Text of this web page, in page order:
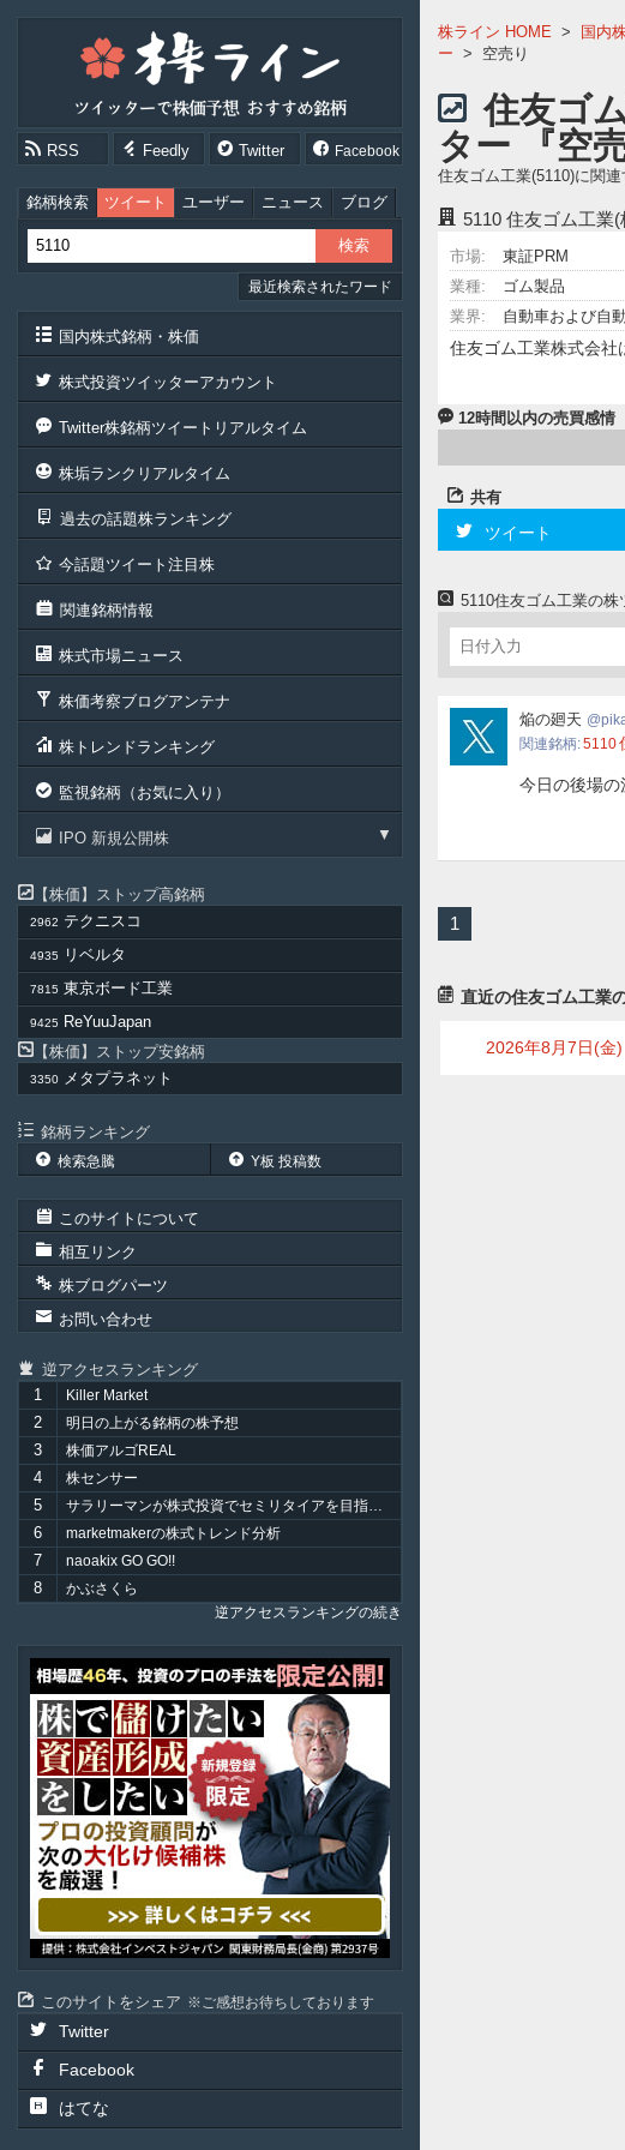
RSS Feedly Twitter Facebook
銘柄検索 ツイート ユーザー ニュース ブログ
最近検索されたワード
国内株式銘柄・株価
株式投資ツイッターアカウント
Twitter株銘柄ツイートリアルタイム
株垢ランクリアルタイム
過去の話題株ランキング
今話題ツイート注目株
関連銘柄情報
株式市場ニュース
株価考察ブログアンテナ
株トレンドランキング
監視銘柄（お気に入り）
IPO 新規公開株
株価 ストップ高銘柄
2962 テクニスコ
4935 リベルタ
7815 東京ボード工業
9425
ReYuuJapan
株価
ストップ安銘柄
3350 メタプラネット
銘柄ランキング
検索急騰 Y板 投稿数
このサイトについて
相互リンク
株ブログパーツ
お問い合わせ
逆アクセスランキング
1
Killer Market
2 明日の上がる銘柄の株予想
3 株価アルゴREAL
4 株センサー
5 サラリーマンが株式投資でセミリタイアを目指してみました。
6 marketmakerの株式トレンド分析
7 naoakix GO GO!!
8
かぶさくら
逆アクセスランキングの続き
このサイトをシェア ご感想お待ちしております
Twitter
Facebook
はてな
株ライン HOME > 国内
ー > 空売り
住友ゴ
ター 『空売
住友ゴム工業(5110)に関
5110 住友ゴム工業(
市場:
東証PRM
業種:
ゴム製品
業界:
自動車および自
住友ゴム工業株式会社
12時間以内の売買感情
共有
ツイート
5110住友ゴム工業の
pikatin_
焔の廻天
関連銘柄 5110
今日の後場
1
直近の住友ゴム工業
2026年8月7日(金)